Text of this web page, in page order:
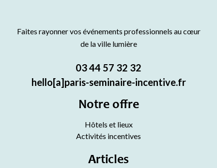
Faites rayonner vos événements professionnels au cœur
de la ville lumière
03 44 57 32 32
hello[a]paris-seminaire-incentive.fr
Notre offre
Hôtels et lieux
Activités incentives
Articles